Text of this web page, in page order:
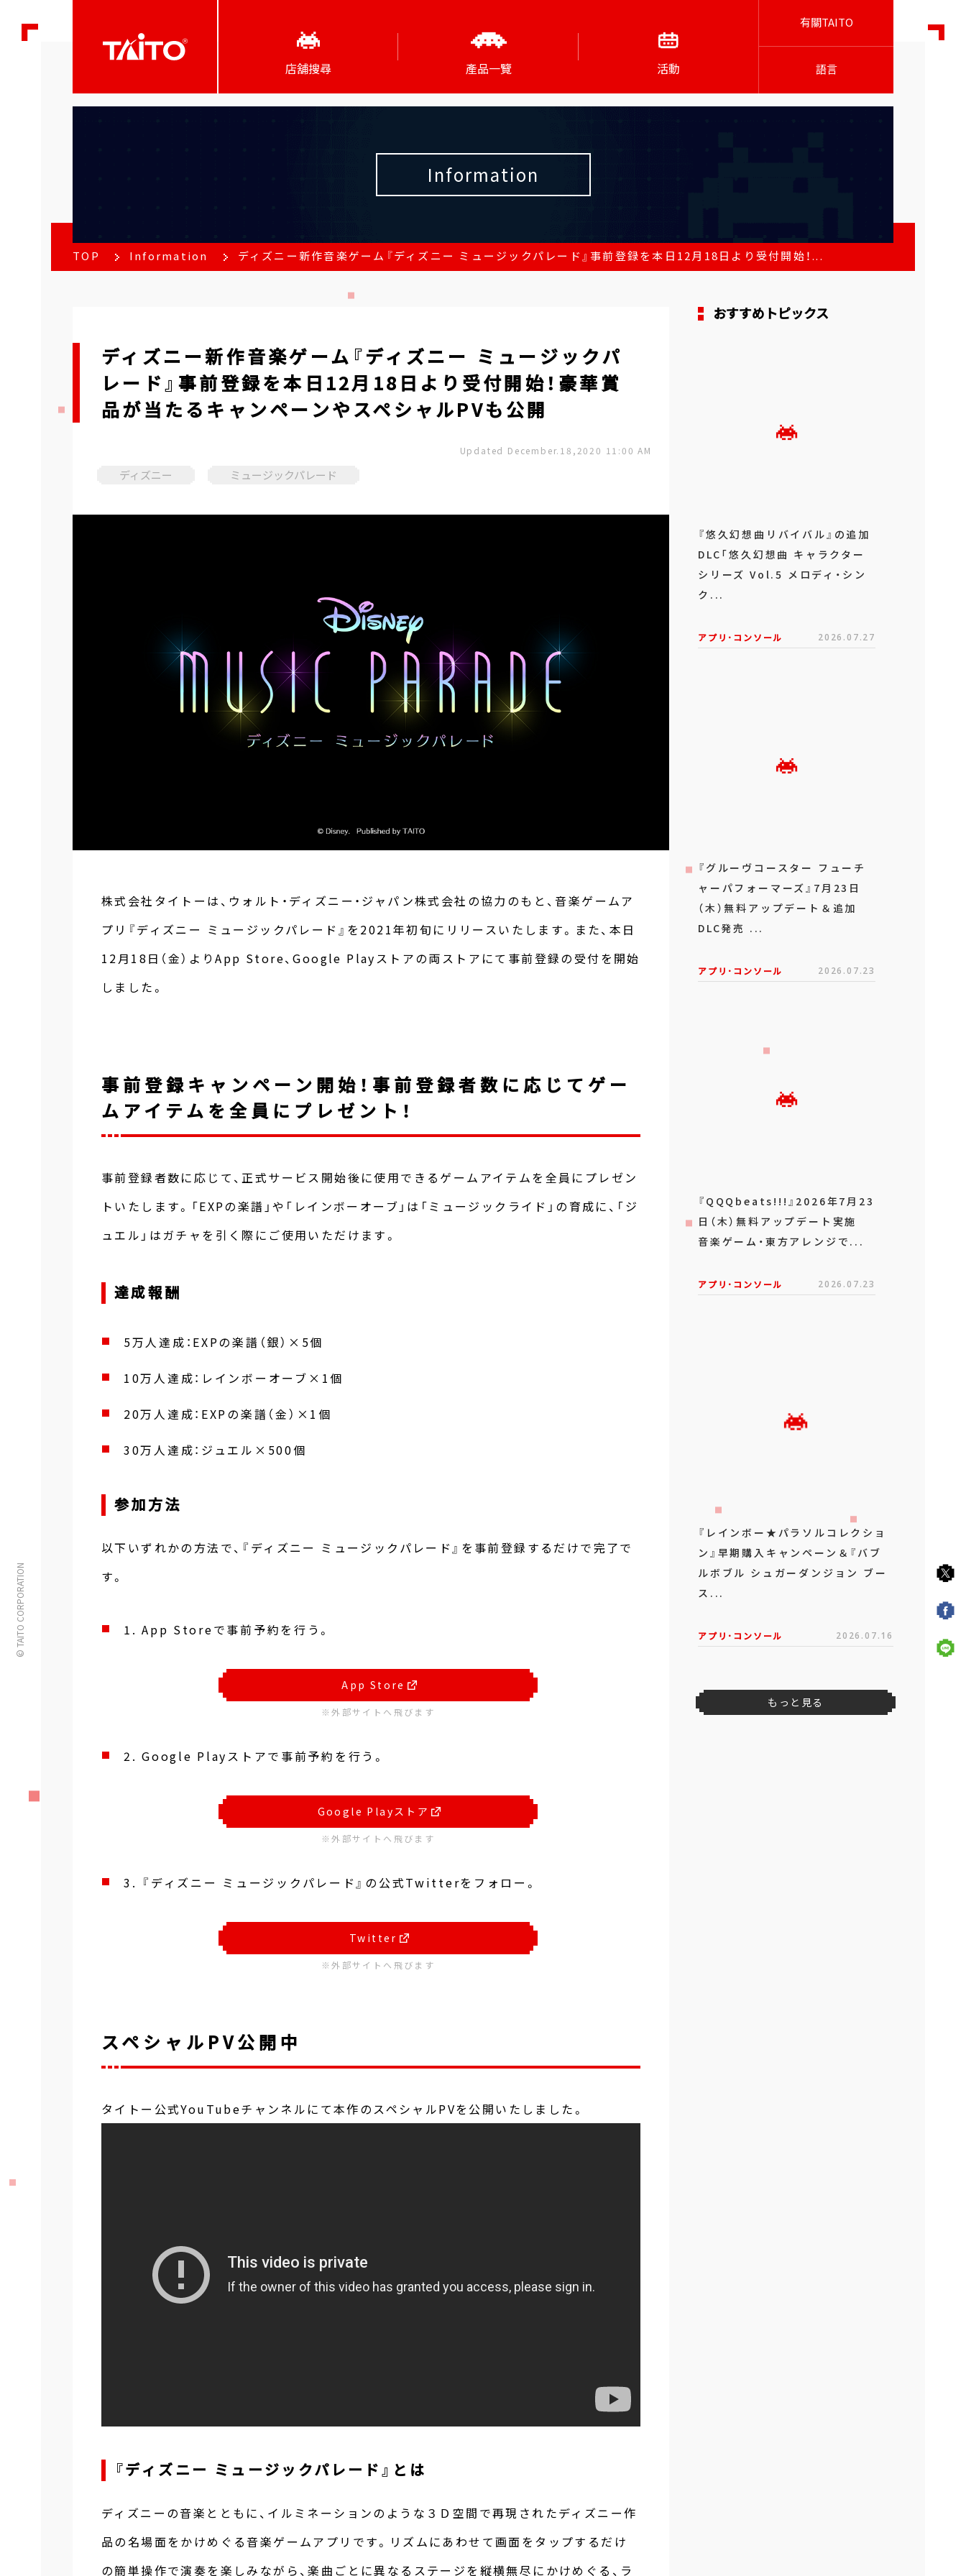
店舖搜尋 產品一覽 活動
有關TAITO
語言
© TAITO CORPORATION
Information
TOP Information ディズニー新作音楽ゲーム『ディズニー ミュージックパレード』事前登録を本日12月18日より受付開始！...
ディズニー新作音楽ゲーム『ディズニー ミュージックパ
レード』事前登録を本日12月18日より受付開始！豪華賞
品が当たるキャンペーンやスペシャルPVも公開
Updated December.18,2020 11:00 AM
ディズニー ミュージックパレード
株式会社タイトーは、ウォルト・ディズニー・ジャパン株式会社の協力のもと、音楽ゲームア
プリ『ディズニー ミュージックパレード』を2021年初旬にリリースいたします。また、本日
12月18日（金）よりApp Store、Google Playストアの両ストアにて事前登録の受付を開始
しました。
事前登録キャンペーン開始！事前登録者数に応じてゲー
ムアイテムを全員にプレゼント！
事前登録者数に応じて、正式サービス開始後に使用できるゲームアイテムを全員にプレゼン
トいたします。「EXPの楽譜」や「レインボーオーブ」は「ミュージックライド」の育成に、「ジ
ュエル」はガチャを引く際にご使用いただけます。
達成報酬
5万人達成：EXPの楽譜（銀）×5個
10万人達成：レインボーオーブ×1個
20万人達成：EXPの楽譜（金）×1個
30万人達成：ジュエル×500個
参加方法
以下いずれかの方法で、『ディズニー ミュージックパレード』を事前登録するだけで完了で
す。
1. App Storeで事前予約を行う。
App Store
※外部サイトへ飛びます
2. Google Playストアで事前予約を行う。
Google Playストア
※外部サイトへ飛びます
3. 『ディズニー ミュージックパレード』の公式Twitterをフォロー。
Twitter
※外部サイトへ飛びます
スペシャルPV公開中
タイトー公式YouTubeチャンネルにて本作のスペシャルPVを公開いたしました。
『ディズニー ミュージックパレード』とは
ディズニーの音楽とともに、イルミネーションのような３Ｄ空間で再現されたディズニー作
品の名場面をかけめぐる音楽ゲームアプリです。リズムにあわせて画面をタップするだけ
の簡単操作で演奏を楽しみながら、楽曲ごとに異なるステージを縦横無尽にかけめぐる、ラ
おすすめトピックス
『悠久幻想曲リバイバル』の追加
DLC「悠久幻想曲 キャラクター
シリーズ Vol.5 メロディ・シン
ク...
アプリ･コンソール 2026.07.27
『グルーヴコースター フューチ
ャーパフォーマーズ』7月23日
（木）無料アップデート＆追加
DLC発売 ...
アプリ･コンソール 2026.07.23
『QQQbeats!!!』2026年7月23
日（木）無料アップデート実施
音楽ゲーム・東方アレンジで...
アプリ･コンソール 2026.07.23
『レインボー★パラソルコレクショ
ン』早期購入キャンペーン＆『バブ
ルボブル シュガーダンジョン ブー
ス...
アプリ･コンソール 2026.07.16
もっと見る